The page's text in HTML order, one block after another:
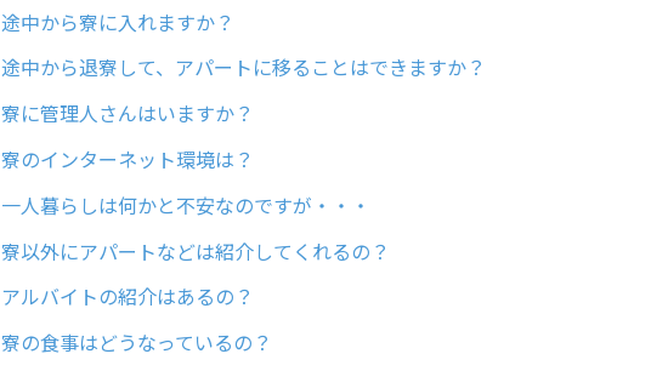
途中から寮に入れますか？
途中から退寮して、アパートに移ることはできますか？
寮に管理人さんはいますか？
寮のインターネット環境は？
一人暮らしは何かと不安なのですが・・・
寮以外にアパートなどは紹介してくれるの？
アルバイトの紹介はあるの？
寮の食事はどうなっているの？